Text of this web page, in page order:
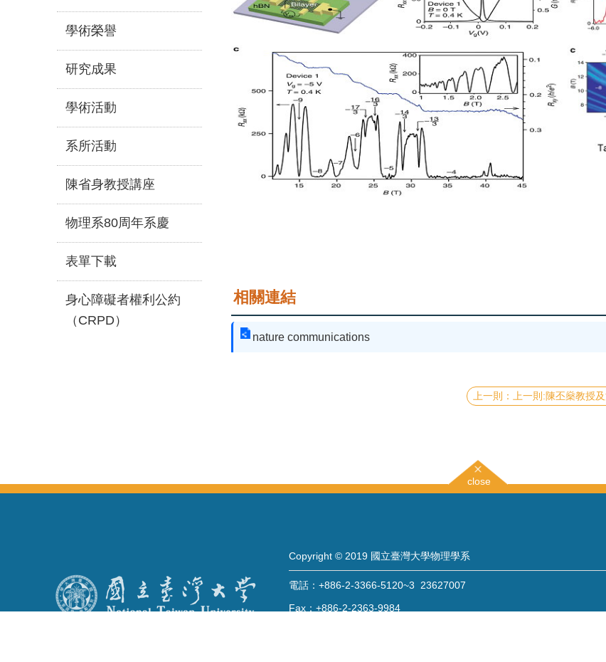
學術榮譽
研究成果
學術活動
系所活動
陳省身教授講座
物理系80周年系慶
表單下載
身心障礙者權利公約
（CRPD）
相關連結
nature communications
上一則:陳丕燊教授及法國綜合理工大學Gerard Mourou教授共同發表「類比
close
Copyright © 2019 國立臺灣大學物理學系
電話：+886-2-3366-5120~3 23627007
Fax：+886-2-2363-9984